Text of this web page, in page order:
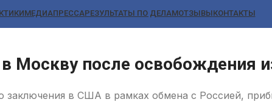
МЕДИАПРЕССАРЕЗУЛЬТАТЫ ПО ДЕЛАМОТЗЫВЫКОНТАКТЫ
в Москву после
в США в рамках обмена с Россией,